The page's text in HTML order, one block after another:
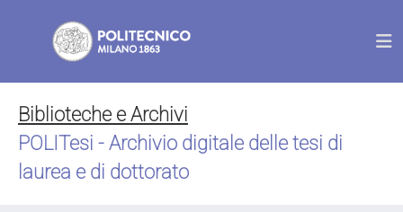
Biblioteche e Archivi
POLITesi - Archivio digitale delle tesi di
laurea e di dottorato